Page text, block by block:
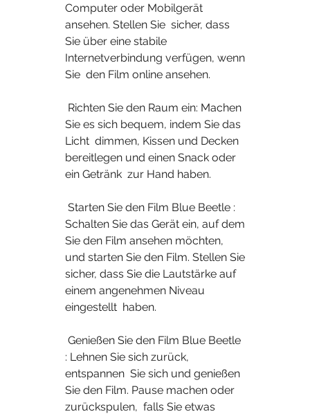
Computer oder Mobilgerät
ansehen. Stellen Sie  sicher, dass
Sie über eine stabile
Internetverbindung verfügen, wenn
Sie  den Film online ansehen.
Sie es sich bequem, indem Sie das
Licht  dimmen, Kissen und Decken
bereitlegen und einen Snack oder
ein Getränk  zur Hand haben.
Schalten Sie das Gerät ein, auf dem
Sie den Film ansehen möchten,
und starten Sie den Film. Stellen Sie
sicher, dass Sie die Lautstärke auf
einem angenehmen Niveau
eingestellt  haben.
: Lehnen Sie sich zurück,
entspannen  Sie sich und genießen
Sie den Film. Pause machen oder
zurückspulen,  falls Sie etwas